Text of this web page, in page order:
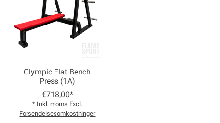
Olympic Flat Bench
Press (1A)
€718,00*
* Inkl. moms Excl.
Forsendelsesomkostninger